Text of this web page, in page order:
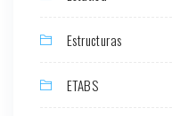
Estructuras
ETABS